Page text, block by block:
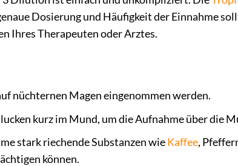
Dosierung und Häufigkeit der Einnahme
Ihres Therapeuten oder Arztes.
nüchternen Magen eingenommen werden.
kurz im Mund, um die Aufnahme über die
stark riechende Substanzen wieKaffee,
können.